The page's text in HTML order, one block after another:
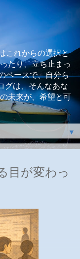
これからの選択と
たり、立ち止まっ
ペースで、自分ら
グは、そんなあな
未来が、希望と可
▼
目が変わっ